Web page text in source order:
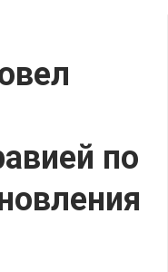
по